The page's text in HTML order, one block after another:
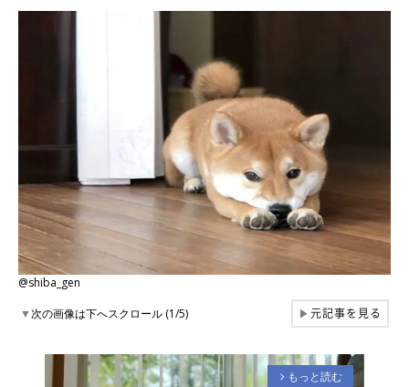
@shiba_gen
▼次の画像は下へスクロール (1/5) ▶元記事を見る
arrow_forward_ios もっと読む